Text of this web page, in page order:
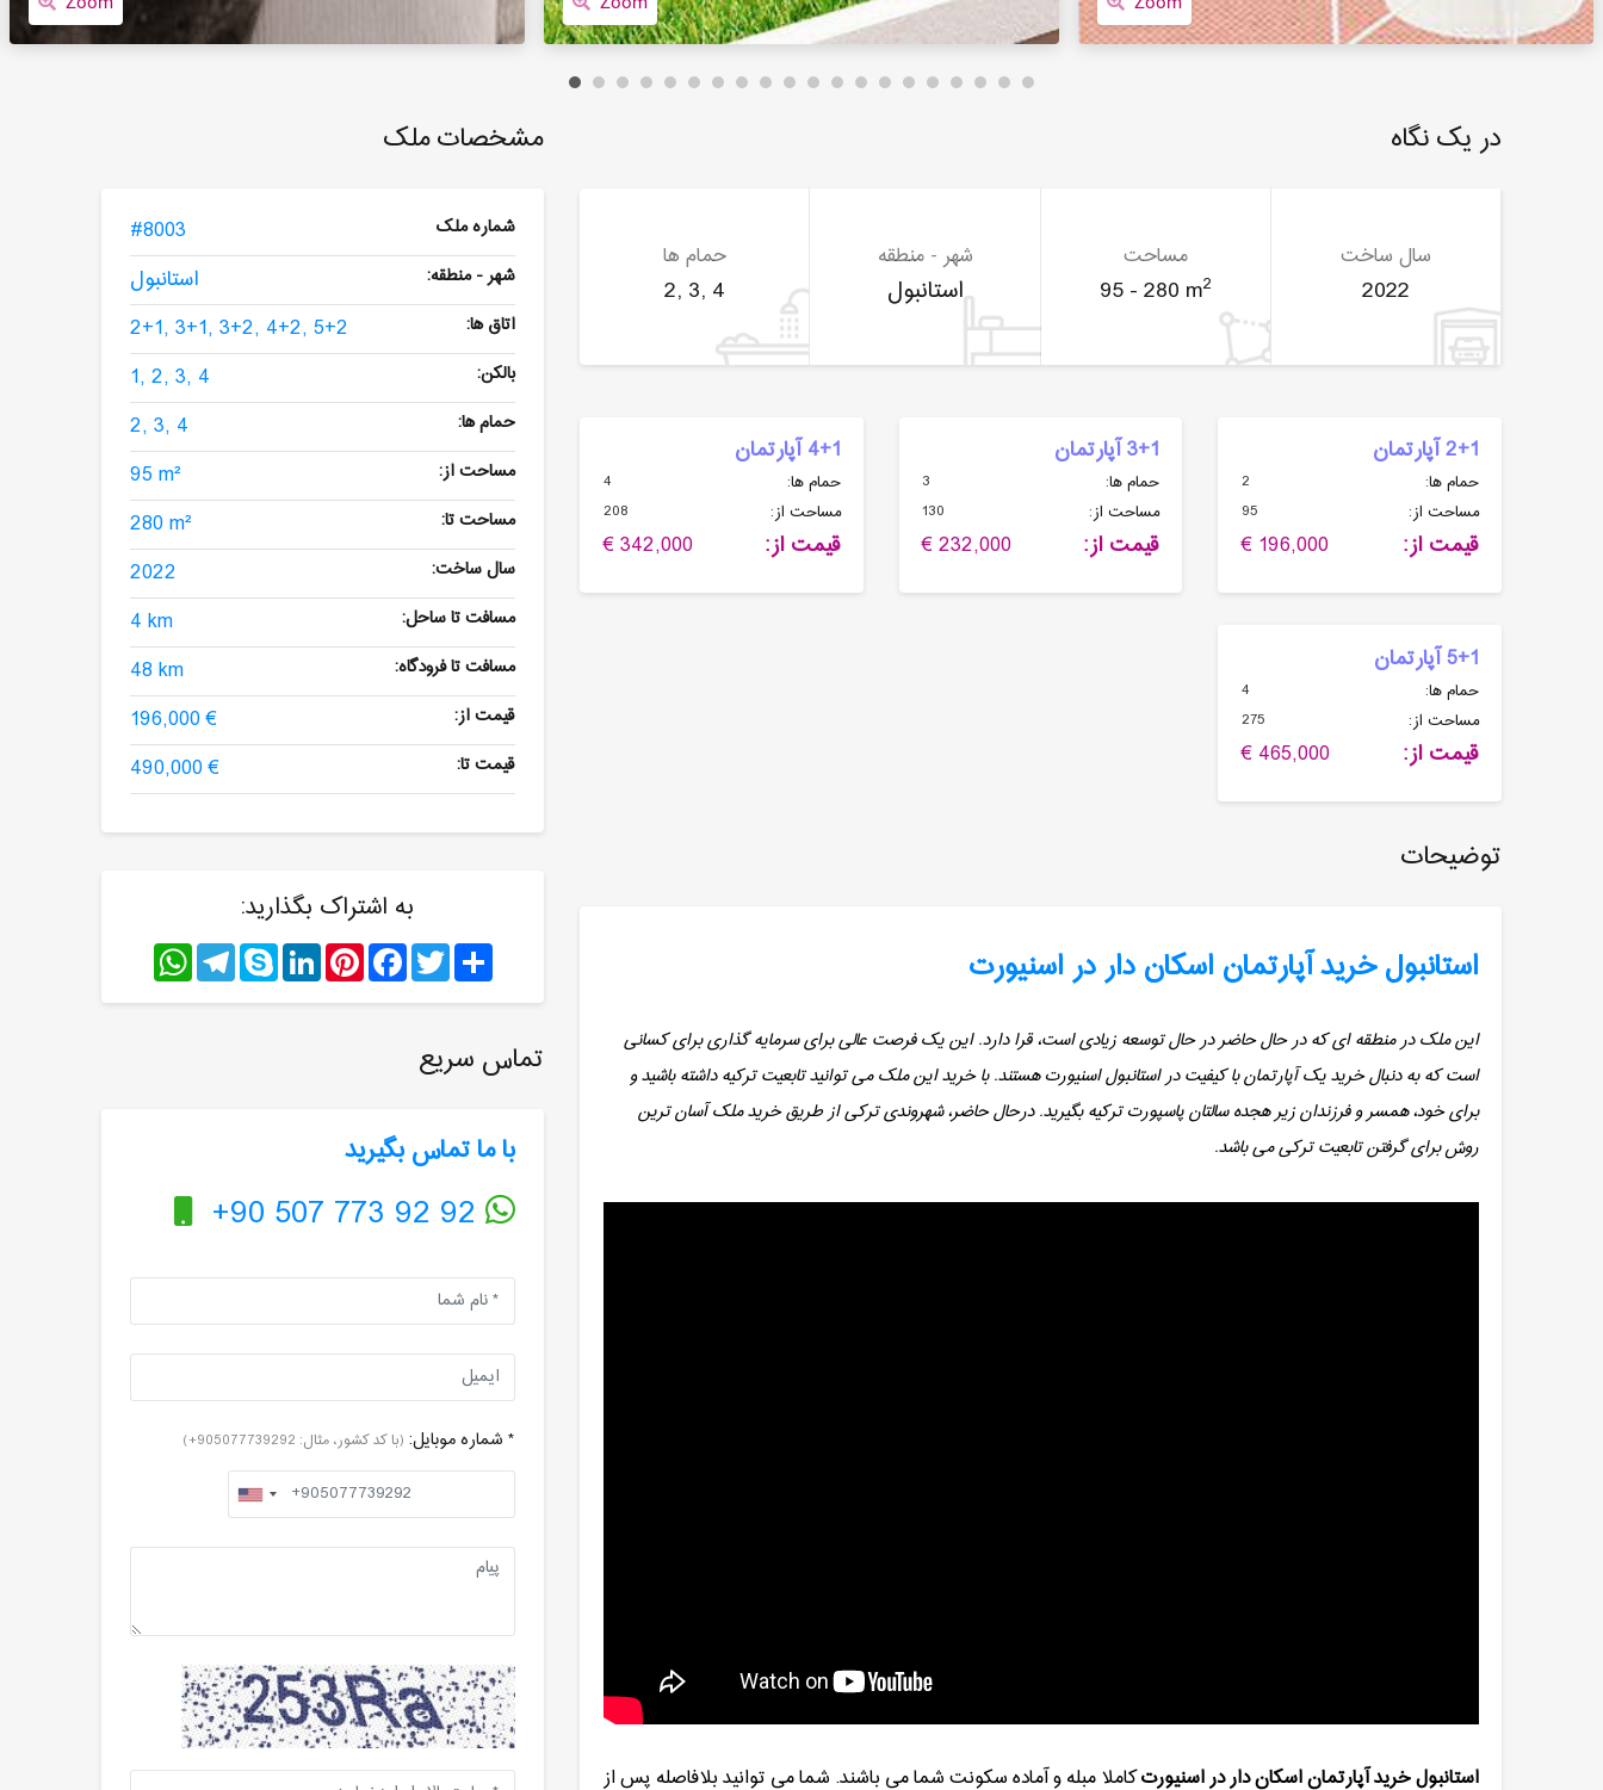
مشخصات ملک
شماره ملک #8003
شهر - منطقه: استانبول
اتاق ها: 2+1, 3+1, 3+2, 4+2, 5+2
بالکن: 1, 2, 3, 4
حمام ها: 2, 3, 4
مساحت از: 95 m²
مساحت تا: 280 m²
سال ساخت: 2022
مسافت تا ساحل: 4 km
مسافت تا فرودگاه: 48 km
قیمت از: 196,000 €
قیمت تا: 490,000 €
به اشتراک بگذارید:
Share
Twitter
Facebook
Pinterest
LinkedIn
Skype
Telegram
WhatsApp
تماس سریع
با ما تماس بگیرید
+90 507 773 92 92
* شماره موبایل: (با کد کشور، مثال: 905077739292+)
در یک نگاه
حمام ها
2, 3, 4
شهر - منطقه
استانبول
مساحت
95 - 280 m2
سال ساخت
2022
2+1 آپارتمان
حمام ها:
2
مساحت از:
95
قیمت از: 196,000 €
3+1 آپارتمان
حمام ها:
3
مساحت از:
130
قیمت از: 232,000 €
4+1 آپارتمان
حمام ها:
4
مساحت از:
208
قیمت از: 342,000 €
5+1 آپارتمان
حمام ها:
4
مساحت از:
275
قیمت از: 465,000 €
توضیحات
استانبول خرید آپارتمان اسکان دار در اسنیورت
این ملک در منطقه ای که در حال حاضر در حال توسعه زیادی است، قرا دارد. این یک فرصت عالی برای سرمایه گذاری برای کسانی
است که به دنبال خرید یک آپارتمان با کیفیت در استانبول اسنیورت هستند. با خرید این ملک می توانید تابعیت ترکیه داشته باشید و
برای خود، همسر و فرزندان زیر هجده سالتان پاسپورت ترکیه بگیرید. درحال حاضر، شهروندی ترکی از طریق خرید ملک آسان ترین
روش برای گرفتن تابعیت ترکی می باشد.
استانبول خرید آپارتمان اسکان دار در اسنیورتکاملا مبله و آماده سکونت شما می باشند. شما می توانید بلافاصله پس از